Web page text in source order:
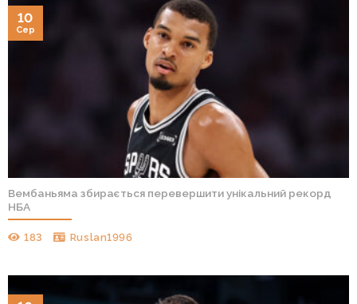
Вембаньяма збирається перевершити унікальний рекорд
НБА
183 Ruslan1996
10
Сер